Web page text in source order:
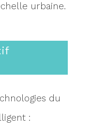
urbaine.
du
: